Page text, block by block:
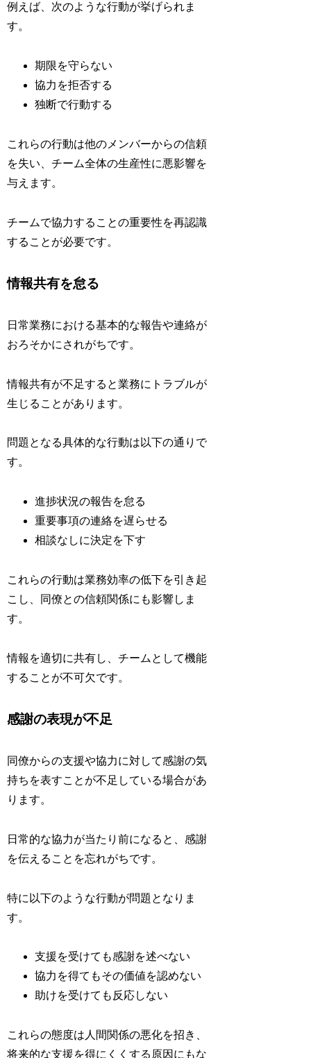
例えば、次のような行動が挙げられま
す。
期限を守らない
協力を拒否する
独断で行動する
これらの行動は他のメンバーからの信頼
を失い、チーム全体の生産性に悪影響を
与えます。
チームで協力することの重要性を再認識
することが必要です。
情報共有を怠る
日常業務における基本的な報告や連絡が
おろそかにされがちです。
情報共有が不足すると業務にトラブルが
生じることがあります。
問題となる具体的な行動は以下の通りで
す。
進捗状況の報告を怠る
重要事項の連絡を遅らせる
相談なしに決定を下す
これらの行動は業務効率の低下を引き起
こし、同僚との信頼関係にも影響しま
す。
情報を適切に共有し、チームとして機能
することが不可欠です。
感謝の表現が不足
同僚からの支援や協力に対して感謝の気
持ちを表すことが不足している場合があ
ります。
日常的な協力が当たり前になると、感謝
を伝えることを忘れがちです。
特に以下のような行動が問題となりま
す。
支援を受けても感謝を述べない
協力を得てもその価値を認めない
助けを受けても反応しない
これらの態度は人間関係の悪化を招き、
将来的な支援を得にくくする原因にもな